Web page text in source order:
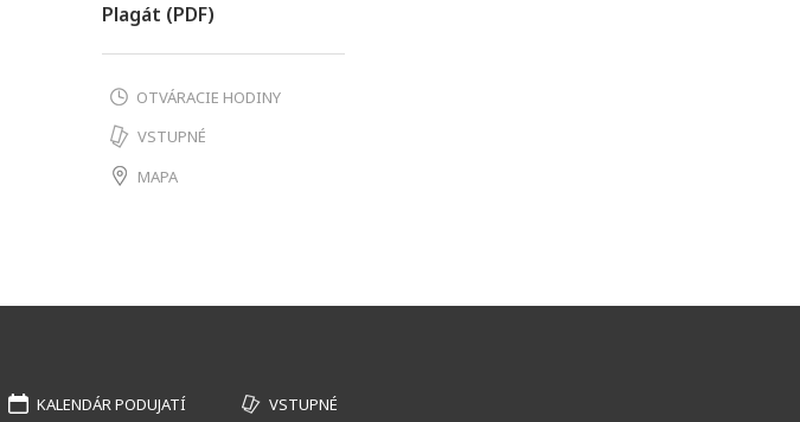
Plagát (PDF)
OTVÁRACIE HODINY
VSTUPNÉ
MAPA
KALENDÁR PODUJATÍ
VSTUPNÉ